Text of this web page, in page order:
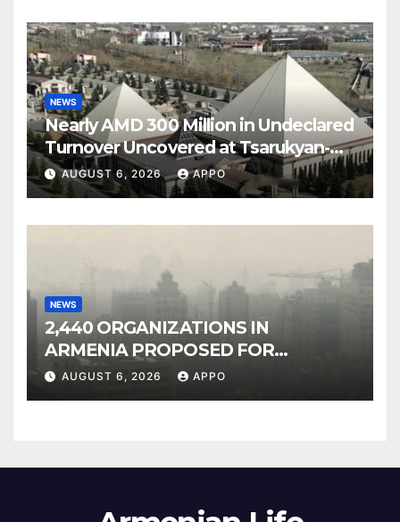
NEWS
Nearly AMD 300 Million in Undeclared
Turnover Uncovered at Tsarukyan-
Owned Entertainment Center
AUGUST 6, 2026 APPO
NEWS
2,440 ORGANIZATIONS IN
ARMENIA PROPOSED FOR
INCLUSION IN LIST OF AIR
AUGUST 6, 2026 APPO